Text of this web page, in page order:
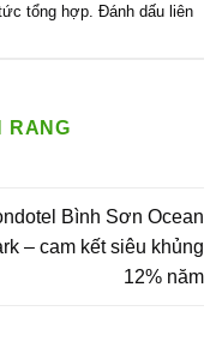
tổng hợp . Đánh dấu liên
RANG
Bình Sơn Ocean
– cam kết siêu khủng
12% năm